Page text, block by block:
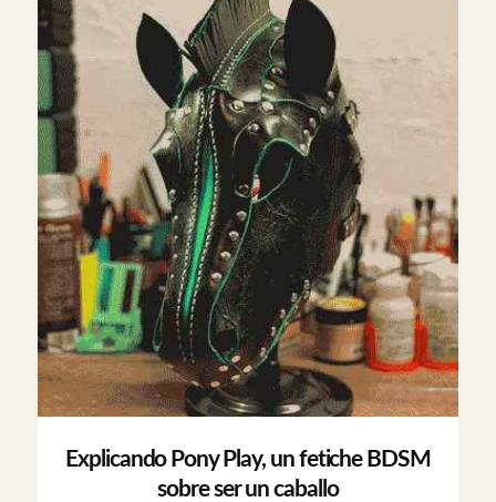
Explicando Pony Play, un fetiche BDSM
sobre ser un caballo